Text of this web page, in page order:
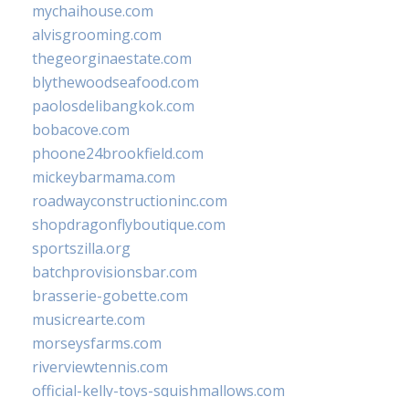
mychaihouse.com
alvisgrooming.com
thegeorginaestate.com
blythewoodseafood.com
paolosdelibangkok.com
bobacove.com
phoone24brookfield.com
mickeybarmama.com
roadwayconstructioninc.com
shopdragonflyboutique.com
sportszilla.org
batchprovisionsbar.com
brasserie-gobette.com
musicrearte.com
morseysfarms.com
riverviewtennis.com
official-kelly-toys-squishmallows.com